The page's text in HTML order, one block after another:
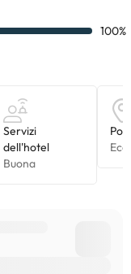
sono soggette a
contattaci.